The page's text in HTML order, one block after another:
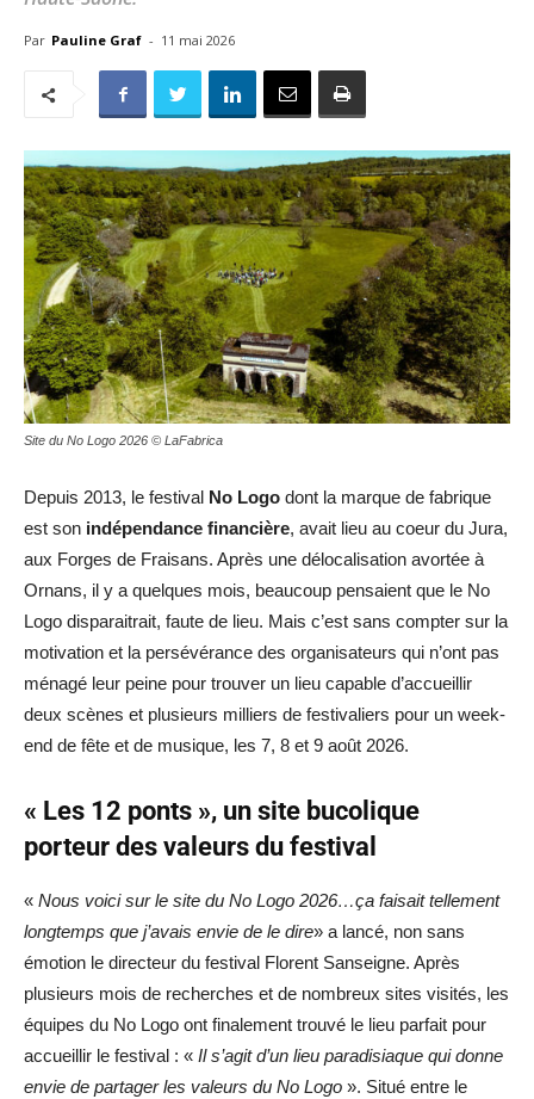
Par Pauline Graf - 11 mai 2026
Site du No Logo 2026 © LaFabrica
Depuis 2013, le festival No Logo dont la marque de fabrique
est son indépendance financière, avait lieu au coeur du Jura,
aux Forges de Fraisans. Après une délocalisation avortée à
Ornans, il y a quelques mois, beaucoup pensaient que le No
Logo disparaitrait, faute de lieu. Mais c’est sans compter sur la
motivation et la persévérance des organisateurs qui n’ont pas
ménagé leur peine pour trouver un lieu capable d’accueillir
deux scènes et plusieurs milliers de festivaliers pour un week-
end de fête et de musique, les 7, 8 et 9 août 2026.
« Les 12 ponts », un site bucolique
porteur des valeurs du festival
« Nous voici sur le site du No Logo 2026…ça faisait tellement
longtemps que j’avais envie de le dire» a lancé, non sans
émotion le directeur du festival Florent Sanseigne. Après
plusieurs mois de recherches et de nombreux sites visités, les
équipes du No Logo ont finalement trouvé le lieu parfait pour
accueillir le festival : « Il s’agit d’un lieu paradisiaque qui donne
envie de partager les valeurs du No Logo ». Situé entre le